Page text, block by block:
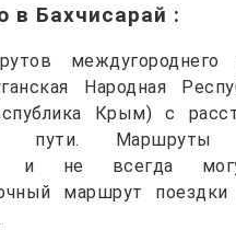
в Бахчисарай :
Народная
Крым) с
пути. Маршруты
и не всегда
маршрут поездки